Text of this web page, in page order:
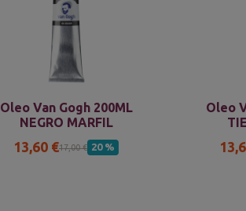
Oleo Van Gogh 200ML
NEGRO MARFIL
13,60 €17,00 € 20 %
Oleo